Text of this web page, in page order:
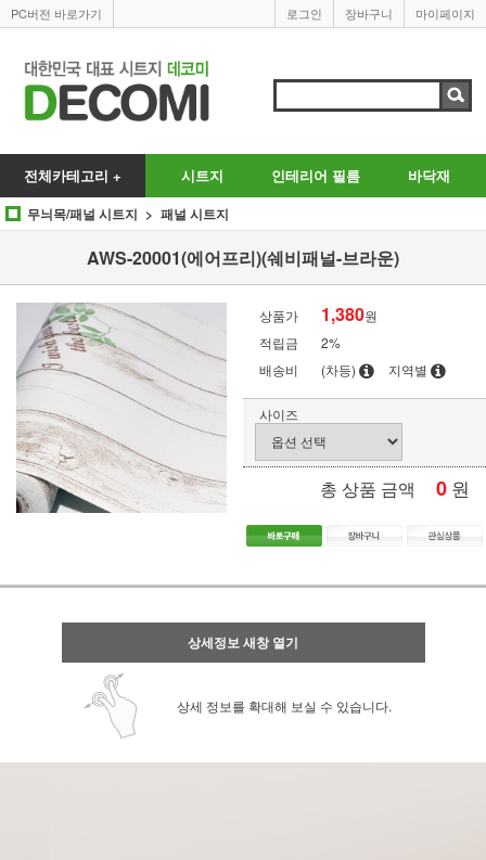
PC버전 바로가기 마이페이지
장바구니
로그인
전체카테고리 + 시트지 인테리어 필름 바닥재
무늬목/패널 시트지 패널 시트지
AWS-20001(에어프리)(쉐비패널-브라운)
상품가 1,380원
적립금
2%
배송비
(차등) 지역별
사이즈
총 상품 금액 0 원
상세정보 새창 열기
상세 정보를 확대해 보실 수 있습니다.